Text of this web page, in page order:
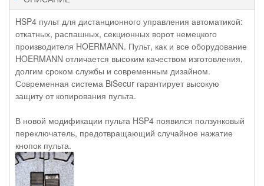
HSP4 пульт для дистанционного управления автоматикой:
откатных, распашных, секционных ворот немецкого
производителя HOERMANN. Пульт, как и все оборудование
HOERMANN отличается высоким качеством изготовления,
долгим сроком службы и современным дизайном.
Современная система BiSecur гарантирует высокую
защиту от копирования пульта.
В новой модификации пульта HSP4 появился ползунковый
переключатель, предотвращающий случайное нажатие
кнопок пульта.